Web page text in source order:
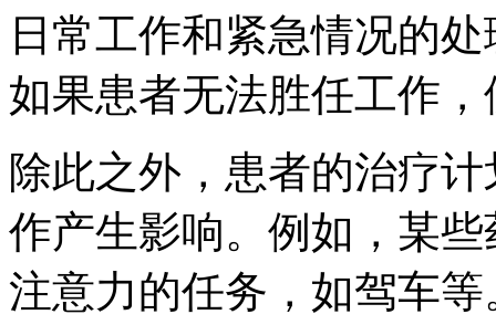
日常工作和紧急情况的
如果患者无法胜任工作
除此之外，患者的治疗
作产生影响。例如，某
注意力的任务，如驾车